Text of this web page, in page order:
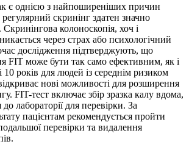
є однією з найпоширеніших причин
регулярний скринінг здатен значно
колоноскопія, хоч і
через страх або психологічний
дослідження підтверджують, що
FIT може бути так само ефективним, як і
10 років для людей із середнім ризиком
нові можливості для розширення
FIT-тест включає збір зразка калу вдома,
лабораторії для перевірки. За
пацієнтам рекомендується пройти
перевірки та видалення